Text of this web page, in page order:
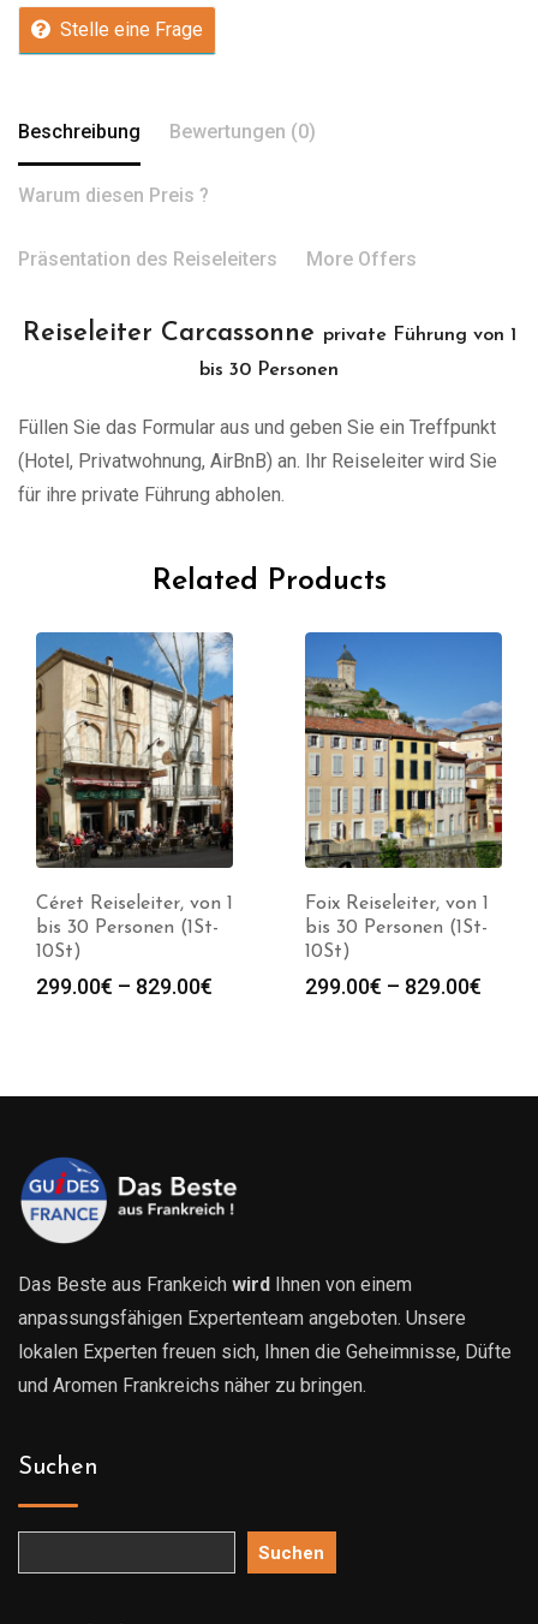
Stelle eine Frage
Beschreibung Bewertungen (0)
Warum diesen Preis ?
Präsentation des Reiseleiters More Offers
Reiseleiter Carcassonne private Führung von 1
bis 30 Personen
Füllen Sie das Formular aus und geben Sie ein Treffpunkt
(Hotel, Privatwohnung, AirBnB) an. Ihr Reiseleiter wird Sie
für ihre private Führung abholen.
Related Products
Céret Reiseleiter, von 1
bis 30 Personen (1St-
10St)
299.00€ – 829.00€ Preisspanne:
Foix Reiseleiter, von 1
bis 30 Personen (1St-
10St)
299.00€ – 829.00€
Das Beste aus Frankeich wird
Ihnen von einem
anpassungsfähigen Expertenteam angeboten. Unsere
lokalen Experten freuen sich, Ihnen die Geheimnisse, Düfte
und Aromen Frankreichs näher zu bringen.
Suchen
Suchen